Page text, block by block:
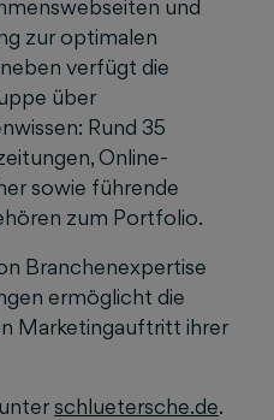
und
zur optimalen
verfügt die
über
Rund 35
Online-
sowie führende
zum Portfolio.
Branchenexpertise
ermöglicht die
Marketingauftritt ihrer
schluetersche.de.